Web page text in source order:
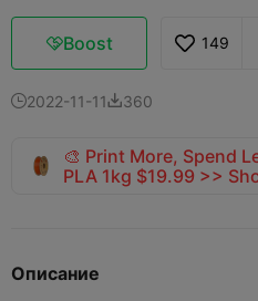
Boost 149
2022-11-11360
🎨 Print More, Spend
PLA 1kg $19.99 >>
Описание